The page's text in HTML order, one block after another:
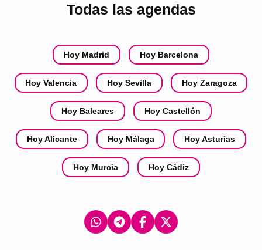
Todas las agendas
Hoy Madrid Hoy Barcelona
Hoy Valencia Hoy Sevilla Hoy Zaragoza
Hoy Baleares Hoy Castellón
Hoy Alicante Hoy Málaga Hoy Asturias
Hoy Murcia Hoy Cádiz